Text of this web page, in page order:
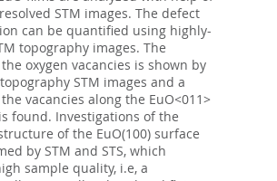
STM images. The defect
can be quantified using highly-
topography images. The
oxygen vacancies is shown by
STM images and a
vacancies along the EuO<011>
found. Investigations of the
of the EuO(100) surface
by STM and STS, which
sample quality, i.e, a